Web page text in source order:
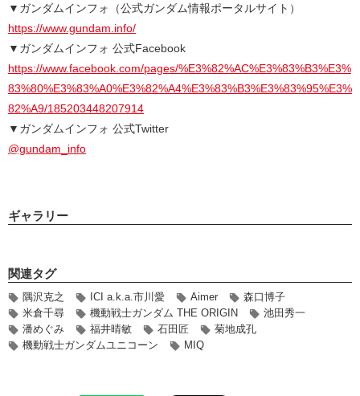
▼ガンダムインフォ（公式ガンダム情報ポータルサイト）
https://www.gundam.info/
▼ガンダムインフォ 公式Facebook
https://www.facebook.com/pages/%E3%82%AC%E3%83%B3%E3%
83%80%E3%83%A0%E3%82%A4%E3%83%B3%E3%83%95%E3%
82%A9/185203448207914
▼ガンダムインフォ 公式Twitter
@gundam_info
ギャラリー
関連タグ
隅沢克之 ICI a.k.a.市川愛 Aimer
森口博子
米倉千尋
機動戦士ガンダム THE ORIGIN
池田秀一
潘めぐみ
福井晴敏 石田匠
菊地成孔
機動戦士ガンダムユニコーン
MIQ